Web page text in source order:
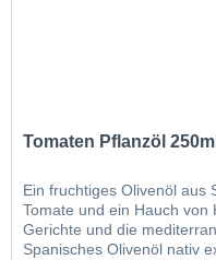
Tomaten Pflanzöl 250ml
Ein fruchtiges Olivenöl aus
Tomate und ein Hauch von
Gerichte und die
Spanisches Olivenöl nativ